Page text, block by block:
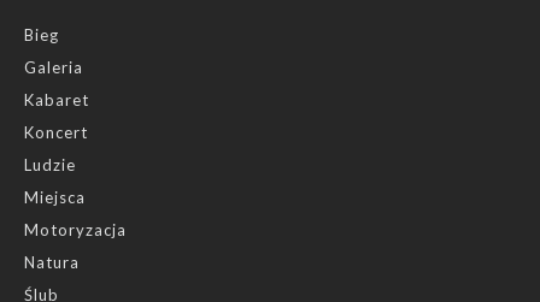
Bieg
Galeria
Kabaret
Koncert
Ludzie
Miejsca
Motoryzacja
Natura
Ślub